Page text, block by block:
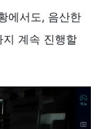
에서도, 음산한
계속 진행할